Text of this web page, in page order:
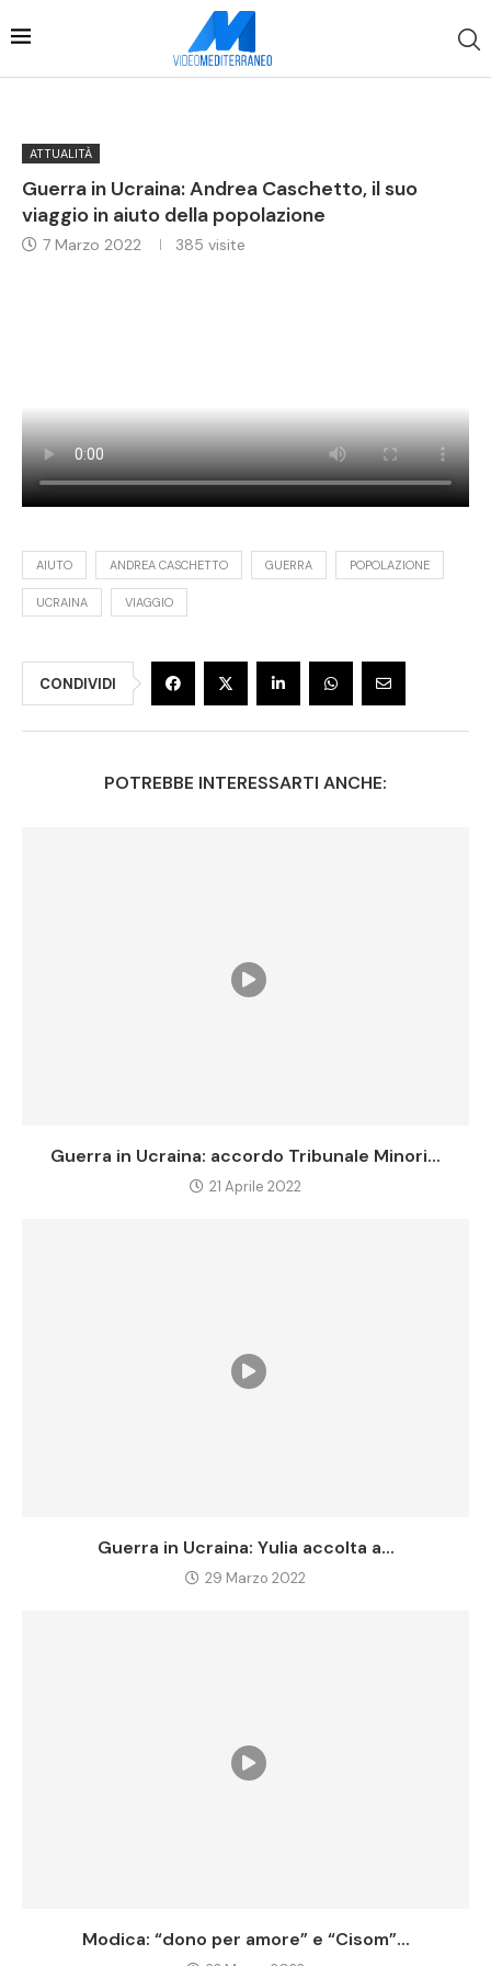
ATTUALITÀ
Guerra in Ucraina: Andrea Caschetto, il suo
viaggio in aiuto della popolazione
7 Marzo 2022 385 visite
AIUTO ANDREA CASCHETTO GUERRA POPOLAZIONE
UCRAINA VIAGGIO
CONDIVIDI
POTREBBE INTERESSARTI ANCHE:
Guerra in Ucraina: accordo Tribunale Minori...
21 Aprile 2022
Guerra in Ucraina: Yulia accolta a...
29 Marzo 2022
Modica: “dono per amore” e “Cisom”...